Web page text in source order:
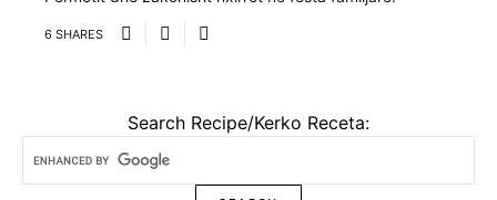
6 SHARES
Search Recipe/Kerko Receta: